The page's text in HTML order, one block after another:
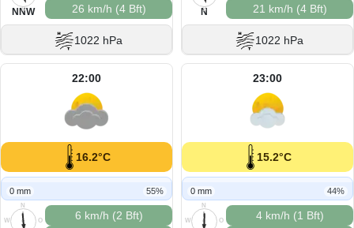
S
NNW
26 km/h (4 Bft)
1022 hPa
S
N
21 km/h (4 Bft)
1022 hPa
22:00
16.2°C
0 mm 55%
N
O
W
6 km/h (2 Bft)
23:00
15.2°C
0 mm 44%
N
O
W
4 km/h (1 Bft)